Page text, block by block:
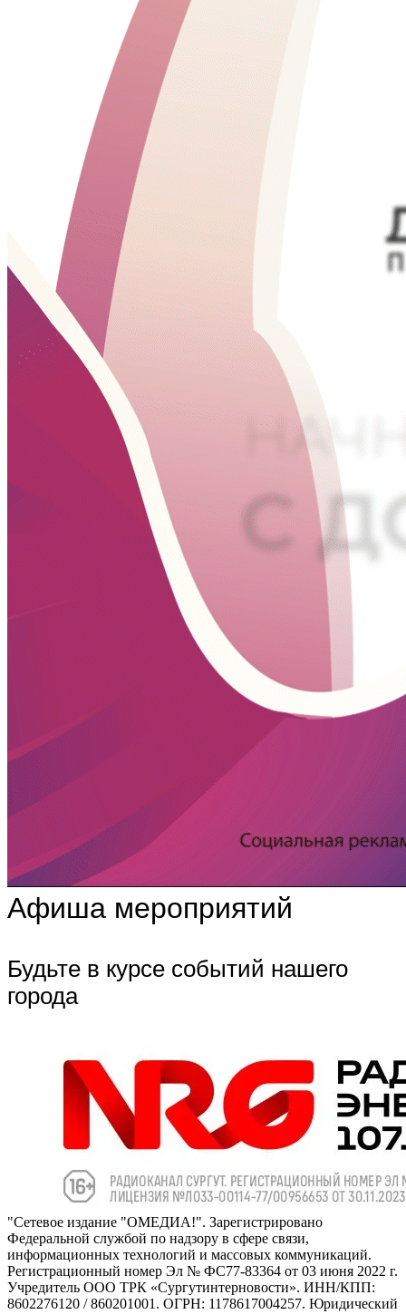
Афиша мероприятий
Будьте в курсе событий нашего
города
"Сетевое издание "ОМЕДИА!". Зарегистрировано
Федеральной службой по надзору в сфере связи,
информационных технологий и массовых коммуникаций.
Регистрационный номер Эл № ФС77-83364 от 03 июня 2022 г.
Учредитель ООО ТРК «Сургутинтерновости». ИНН/КПП:
8602276120 / 860201001. ОГРН: 1178617004257. Юридический